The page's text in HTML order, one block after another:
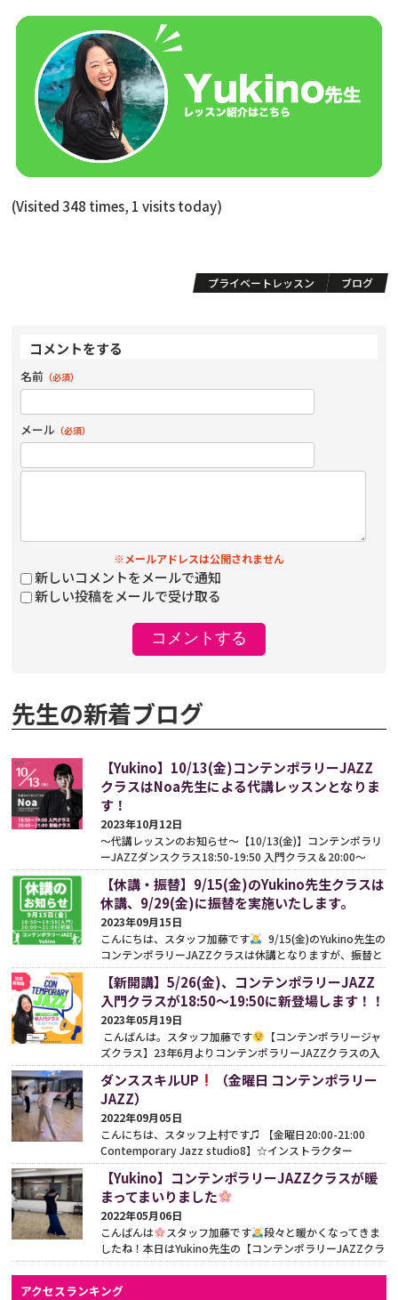
(Visited 348 times, 1 visits today)
プライベートレッスン ブログ
コメントをする
名前 （必須）
メール （必須）
※メールアドレスは公開されません
新しいコメントをメールで通知
新しい投稿をメールで受け取る
先生の新着ブログ
【Yukino】10/13(金)コンテンポラリーJAZZ
クラスはNoa先生による代講レッスンとなりま
す！
2023年10月12日
〜代講レッスンのお知らせ〜【10/13(金)】コンテンポラリ
ーJAZZダンスクラス18:50-19:50 入門クラス＆20:00〜
21:00 初級クラスYukino先生クラスはNoa先生による代講
レッ...続きをみる
【休講・振替】9/15(金)のYukino先生クラスは
休講、9/29(金)に振替を実施いたします。
2023年09月15日
こんにちは、スタッフ加藤です
9/15(金)のYukino先生の
コンテンポラリーJAZZクラスは休講となりますが、振替と
して9/29(金)にクラスを実施いたします。 どうぞよろ...続き
をみる
【新開講】5/26(金)、コンテンポラリーJAZZ
入門クラスが18:50〜19:50に新登場します！！
2023年05月19日
こんばんは。スタッフ加藤です
【コンテンポラリージャ
ズクラス】23年6月よりコンテンポラリーJAZZクラスの入
門クラスが新登場となります
【studio8】毎...続きをみ
る
ダンススキルUP
（金曜日 コンテンポラリー
JAZZ）
2022年09月05日
こんにちは、スタッフ上村です♫ 【金曜日20:00-21:00
Contemporary Jazz studio8】☆インストラクター
Yukino 毎週汗だくのレッスンを行っている金曜日コンテ...
続きをみる
【Yukino】コンテンポラリーJAZZクラスが暖
まってまいりました
2022年05月06日
こんばんは
スタッフ加藤です
段々と暖かくなってきま
したね！本日はYukino先生の【コンテンポラリーJAZZクラ
ス】（20:00〜21:00 / studio8）が開講しておりました...続
きをみる
アクセスランキング